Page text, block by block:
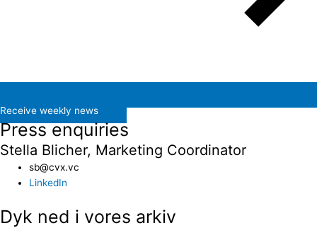
Receive weekly news
Press enquiries
Stella Blicher, Marketing Coordinator
sb@cvx.vc​
LinkedIn
Dyk ned i vores arkiv